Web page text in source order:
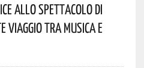
Allo Spettacolo Di
Viaggio Tra Musica E